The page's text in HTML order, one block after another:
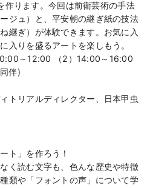
作ります。今回は前衛芸術の手法
ジュ）と、平安朝の継ぎ紙の技法
継ぎ）が体験できます。お気に入
入りを盛るアートを楽しもう。
～12:00 （2）14:00～16:00
伴)
トリアルディレクター、日本甲虫
ト」を作ろう！
く読む文字も、色んな歴史や特徴
類や「フォントの声」について学